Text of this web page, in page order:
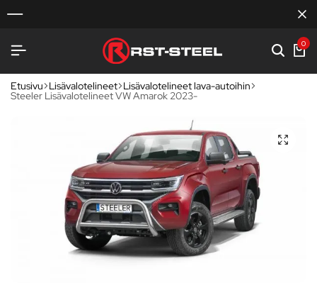
0
Etusivu Lisävalotelineet Lisävalotelineet lava-autoihin
Steeler Lisävalotelineet VW Amarok 2023-